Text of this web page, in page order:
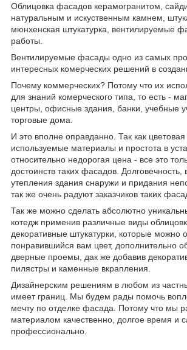
Облицовка фасадов керамогранитом,
натуральным и искуственным камнем,
мюнхенская штукатурка, вентилируемые
работы.
Вентилируемые фасады одно из самых
интересных комерческих решений в
Почему коммерческих? Потому что их
для знаний комерческого типа, то есть -
центры, офисные здания, банки, учебные
торговые дома.
И это вполне оправданно. Так как цветовая
используемые материалы и простота в
относительно недорогая цена - все это
достоинств таких фасадов. Долговечность,
утепления здания снаружи и придания
так же очень радуют заказчиков таких
Так же можно сделать абсолютно
котедж применив различные виды
декоративные штукатурки, которые можно
понравившийся вам цвет, дополнительно
дверные проемы, дак же добавив
пилястры и каменные вкрапления.
Дизайнерским решениям в любом из
имеет границ. Мы будем рады помочь
мечту по отделке фасада. Потому что мы
материалом качественно, долгое время и
профессионально.